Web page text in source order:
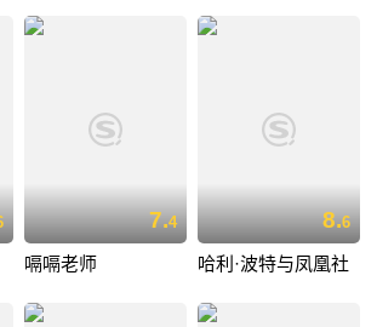
7.4
嗝嗝老师
8.6
哈利·波特与凤凰社